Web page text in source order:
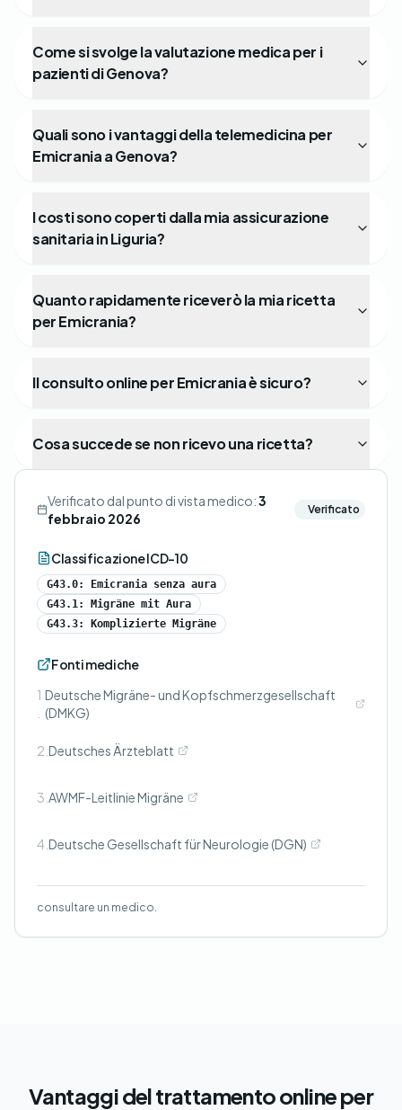
Come si svolge la valutazione medica per i
pazienti di Genova?
Quali sono i vantaggi della telemedicina per
Emicrania a Genova?
I costi sono coperti dalla mia assicurazione
sanitaria in Liguria?
Quanto rapidamente riceverò la mia ricetta
per Emicrania?
Il consulto online per Emicrania è sicuro?
Cosa succede se non ricevo una ricetta?
Verificato dal punto di vista medico:3
febbraio 2026
Verificato
Classificazione ICD-10
G43.0: Emicrania senza aura
G43.1: Migräne mit Aura
G43.3: Komplizierte Migräne
Fonti mediche
1 Deutsche Migräne- und Kopfschmerzgesellschaft
(DMKG)
2. Deutsches Ärzteblatt
3. AWMF-Leitlinie Migräne
4. Deutsche Gesellschaft für Neurologie (DGN)
consultare un medico.
Vantaggi del trattamento online per